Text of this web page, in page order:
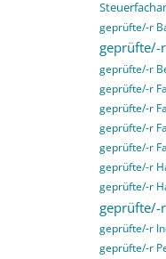
geprüfte/-r
geprüfte/-
geprüfte/-r
geprüfte/-r
geprüfte/-r
geprüfte/-r
geprüfte/-r
geprüfte/-r
geprüfte/-r
geprüfte/-
geprüfte/-r
geprüfte/-r